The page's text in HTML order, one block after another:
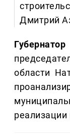
Дмитрий
области